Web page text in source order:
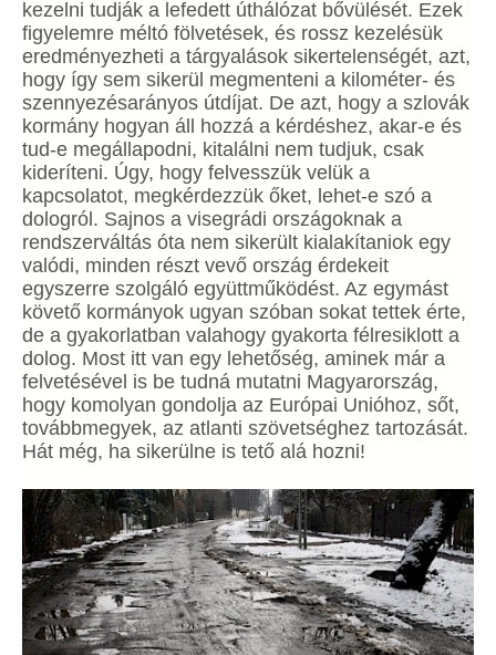
kezelni tudják a lefedett úthálózat bővülését. Ezek
figyelemre méltó fölvetések, és rossz kezelésük
eredményezheti a tárgyalások sikertelenségét, azt,
hogy így sem sikerül megmenteni a kilométer- és
szennyezésarányos útdíjat. De azt, hogy a szlovák
kormány hogyan áll hozzá a kérdéshez, akar-e és
tud-e megállapodni, kitalálni nem tudjuk, csak
kideríteni. Úgy, hogy felvesszük velük a
kapcsolatot, megkérdezzük őket, lehet-e szó a
dologról. Sajnos a visegrádi országoknak a
rendszerváltás óta nem sikerült kialakítaniok egy
valódi, minden részt vevő ország érdekeit
egyszerre szolgáló együttműködést. Az egymást
követő kormányok ugyan szóban sokat tettek érte,
de a gyakorlatban valahogy gyakorta félresiklott a
dolog. Most itt van egy lehetőség, aminek már a
felvetésével is be tudná mutatni Magyarország,
hogy komolyan gondolja az Európai Unióhoz, sőt,
továbbmegyek, az atlanti szövetséghez tartozását.
Hát még, ha sikerülne is tető alá hozni!